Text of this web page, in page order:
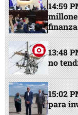
14:59
13:48
no
15:02
para